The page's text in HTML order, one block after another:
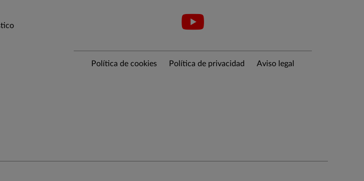
Política de cookies Política de privacidad Aviso legal